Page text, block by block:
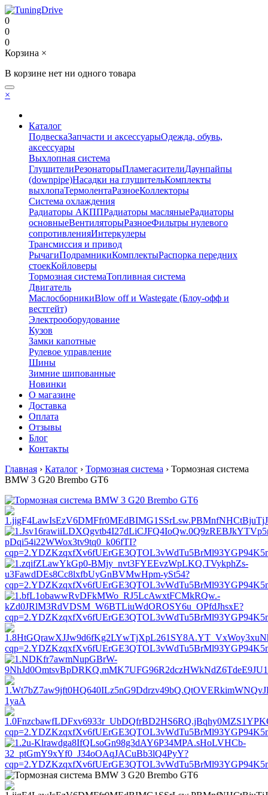
0
0
0
Корзина ×
В корзине нет ни одного товара
×
Каталог
ПодвескаЗапчасти и аксессуарыОдежда, обувь,
аксессуары
Выхлопная система
ГлушителиРезонаторыПламегасителиДаунпайпы
(downpipe)Насадки на глушительКомплекты
выхлопаТермолентаРазноеКоллекторы
Система охлаждения
Радиаторы АКППРадиаторы масляныеРадиаторы
основныеВентиляторыРазноеФильтры нулевого
сопротивленияИнтеркулеры
Трансмиссия и привод
РычагиПодрамникиКомплектыРаспорка передних
стоекКойловеры
Тормозная системаТопливная система
Двигатель
МаслосборникиBlow off и Wastegate (Блоу-офф и
вестгейт)
Электрооборудование
Кузов
Замки капотные
Рулевое управление
Шины
Зимние шипованные
Новинки
О магазине
Доставка
Оплата
Отзывы
Блог
Контакты
Главная › Каталог › Тормозная система › Тормозная система
BMW 3 G20 Brembo GT6